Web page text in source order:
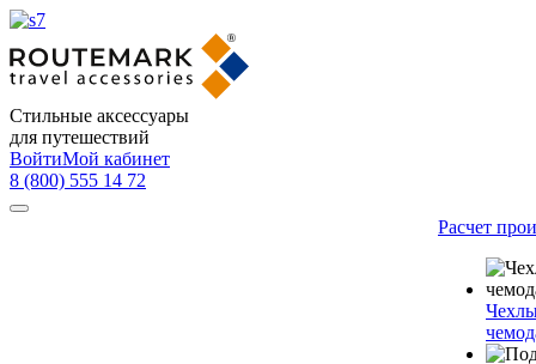
Стильные аксессуары
для путешествий
ВойтиМой кабинет
8 (800) 555 14 72
Расчет